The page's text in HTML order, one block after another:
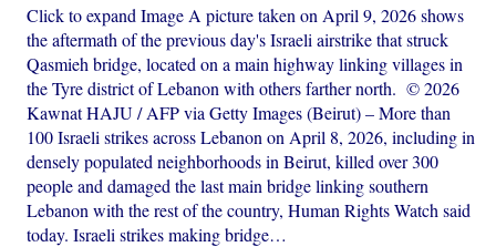
Click to expand Image A picture taken on April 9, 2026 shows
the aftermath of the previous day's Israeli airstrike that struck
Qasmieh bridge, located on a main highway linking villages in
the Tyre district of Lebanon with others farther north. © 2026
Kawnat HAJU / AFP via Getty Images (Beirut) – More than
100 Israeli strikes across Lebanon on April 8, 2026, including in
densely populated neighborhoods in Beirut, killed over 300
people and damaged the last main bridge linking southern
Lebanon with the rest of the country, Human Rights Watch said
today. Israeli strikes making bridge…